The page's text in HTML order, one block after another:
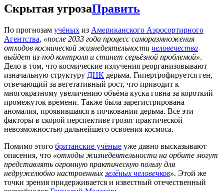
Скрытая угрозаПравить
По прогнозам учёных из Американского Аэросортирного
Агентства, «после 2033 года процесс саморазмножения
отходов космической жизнедеятельности человечества
выйдет из-под контроля и станет серьёзной проблемой».
Дело в том, что космические излучения реорганизовывают
изначальную структуру ДНК дерьма. Гипертрофируется ген,
отвечающий за вегетативный рост, что приводит к
многократному увеличению объёма куска говна за короткий
промежуток времени. Также была зарегистрирована
аномалия, проявившаяся в почковании дерьма. Все эти
факторы в скорой перспективе грозят практической
невозможностью дальнейшего освоения космоса.
Помимо этого британские учёные уже давно высказывают
опасения, что «отходы жизнедеятельности на орбите могут
представлять огромную практическую пользу для
недружелюбно настроенныхзелёных человечков». Этой же
точки зрения придерживается и известный отечественный